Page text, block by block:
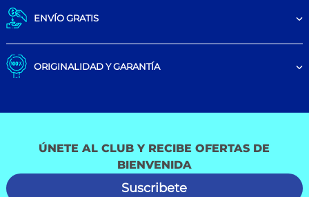
ENVÍO GRATIS
ORIGINALIDAD Y GARANTÍA
ÚNETE AL CLUB Y RECIBE OFERTAS DE
BIENVENIDA
Suscribete